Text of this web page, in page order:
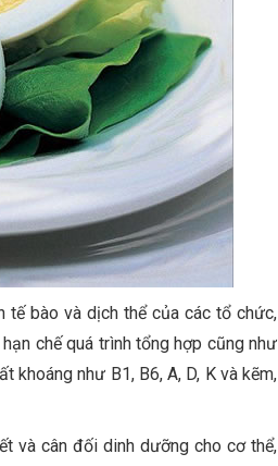
tế bào và dịch thể của các tổ chức,
chế quá trình tổng hợp cũng như
như B1, B6, A, D, K và kẽm,
và cân đối dinh dưỡng cho cơ thể,